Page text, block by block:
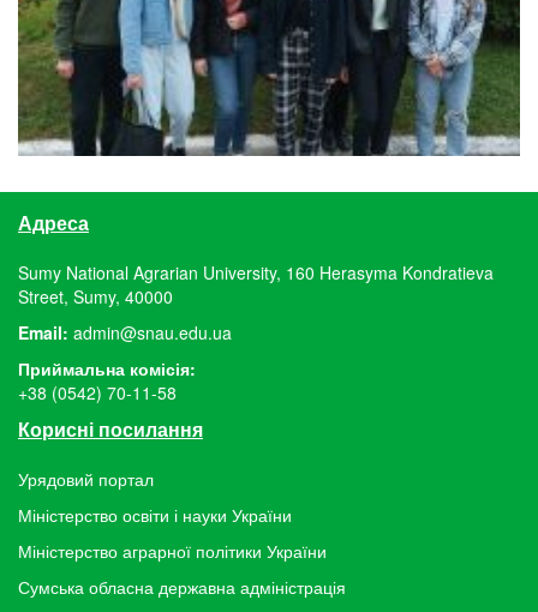
Адреса
Sumy National Agrarian University, 160 Herasyma Kondratieva
Street, Sumy, 40000
Email: admin@snau.edu.ua
Приймальна комісія:
+38 (0542) 70-11-58
Корисні посилання
Урядовий портал
Міністерство освіти і науки України
Міністерство аграрної політики України
Сумська обласна державна адміністрація